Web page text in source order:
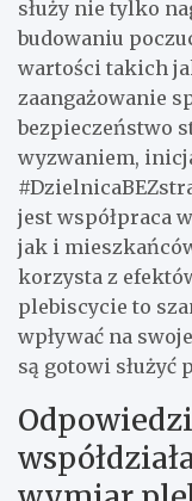
służy nie tylko
budowaniu
wartości takich
zaangażowanie
bezpieczeństwo
wyzwaniem,
jest współpraca
jak i
korzysta z
plebiscycie to
wpływać na
są gotowi służyć